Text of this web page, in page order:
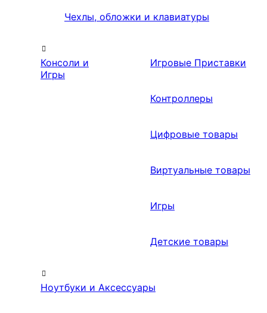
Чехлы, обложки и клавиатуры
Консоли и
Игры
Игровые Приставки
Контроллеры
Цифровые товары
Виртуальные товары
Игры
Детские товары
Ноутбуки и Аксессуары